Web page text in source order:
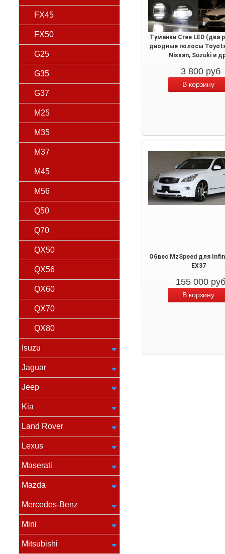
FX45
FX50
G25
G35
G37
M25
M35
M37
M45
M56
Q50
Q70
QX50
QX56
QX60
QX70
QX80
Isuzu
Jaguar
Jeep
Kia
Land Rover
Lexus
Maserati
Mazda
Mercedes-Benz
Mini
Mitsubishi
Туманки Cree LED (два
диодные полосы
Nissan, Suzuki и
3 800 руб
Обвес MzSpeed для
EX37
155 000 руб